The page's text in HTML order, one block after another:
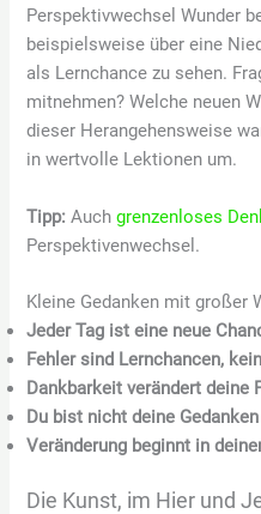
Perspektivwechsel Wunder
beispielsweise über eine
als Lernchance zu sehen.
mitnehmen? Welche neuen
dieser Herangehensweise
in wertvolle Lektionen um.
Tipp: Auchgrenzenloses
Perspektivenwechsel.
Kleine Gedanken mit großer
Jeder Tag ist eine neue
Fehler sind Lernchancen,
Dankbarkeit verändert deine
Du bist nicht deine
Veränderung beginnt in
Die Kunst, im Hier und